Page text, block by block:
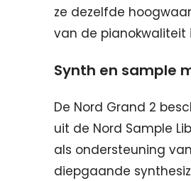
ze dezelfde
van de pianokwaliteit
Synth en sample
De Nord Grand 2
uit de Nord Sample
als ondersteuning
diepgaande